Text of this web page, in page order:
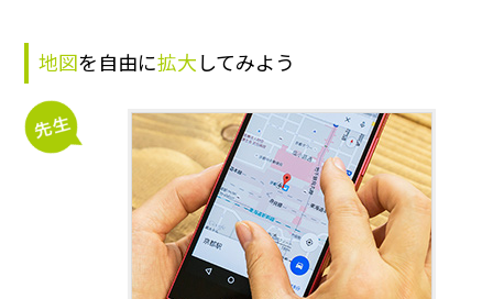
地図を自由に拡大 してみよう